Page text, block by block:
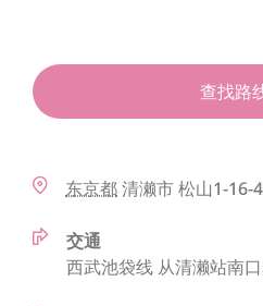
查找路
东京都清濑市松山1-16-4
交通
西武池袋线 从清濑站南